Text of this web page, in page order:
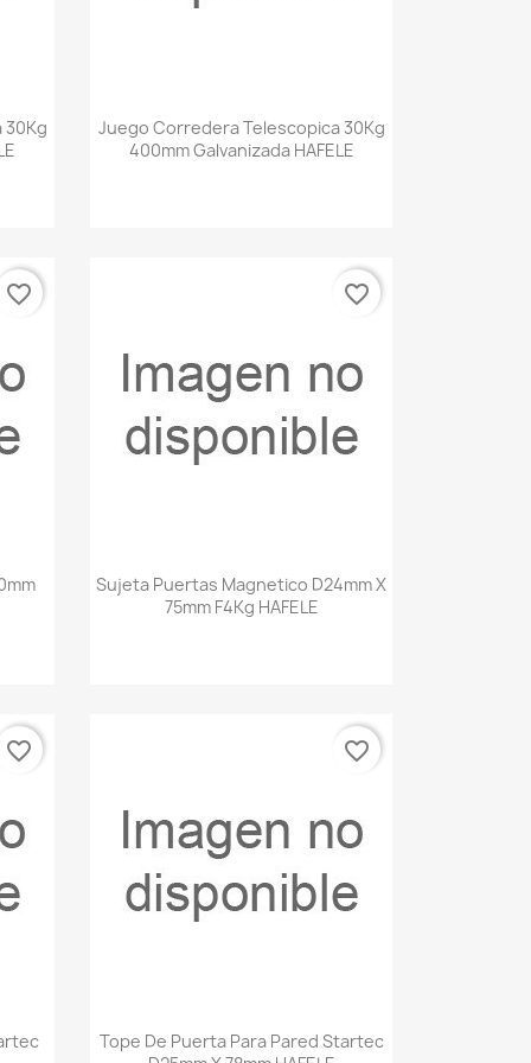
Vista rápida
Juego Corredera Telescopica 30Kg
400mm Galvanizada HAFELE
favorite_border
Vista rápida
Sujeta Puertas Magnetico D24mm X
75mm F4Kg HAFELE
favorite_border
favorite_border
Vista rápida
Tope De Puerta Para Pared Startec
favorite_border